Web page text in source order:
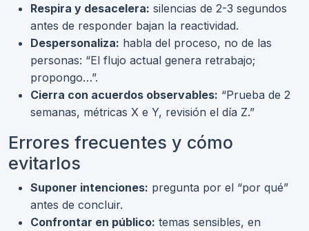
Respira y desacelera: silencias de 2-3 segundos
antes de responder bajan la reactividad.
Despersonaliza: habla del proceso, no de las
personas: “El flujo actual genera retrabajo;
propongo…”.
Cierra con acuerdos observables: “Prueba de 2
semanas, métricas X e Y, revisión el día Z.”
Errores frecuentes y cómo
evitarlos
Suponer intenciones: pregunta por el “por qué”
antes de concluir.
Confrontar en público: temas sensibles, en